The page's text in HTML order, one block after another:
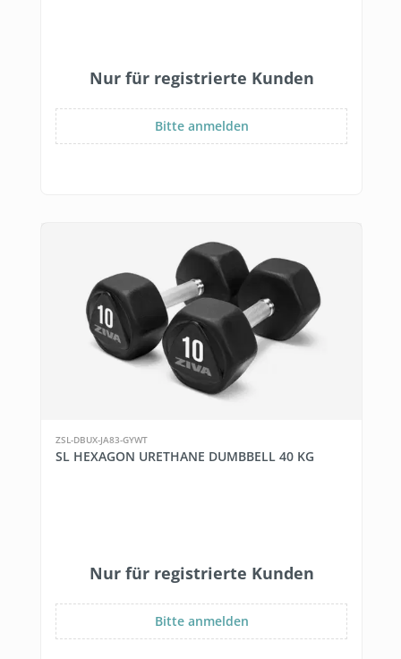
Nur für registrierte Kunden
Bitte anmelden
ZSL-DBUX-JA83-GYWT
SL HEXAGON URETHANE DUMBBELL 40 KG
Nur für registrierte Kunden
Bitte anmelden